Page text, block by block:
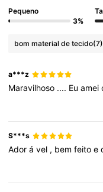
Pequeno
3%
bom material de tecido(7)
a***z
Maravilhoso .... Euamei
S***s
Adorável , bemfeitoe